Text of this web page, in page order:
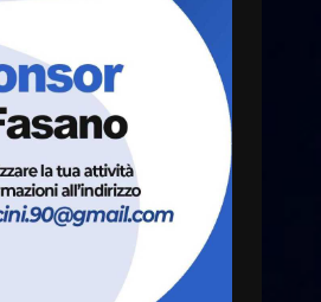
d’identità: continua il
di aperture
del Comune di
2026 14:16
Neglia, coordinatrice
di Fratelli d’Italia,
a tornare in Consiglio